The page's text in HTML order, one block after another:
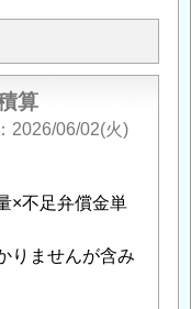
算
2026/06/02(火)
×不足弁償金単
りませんが含み